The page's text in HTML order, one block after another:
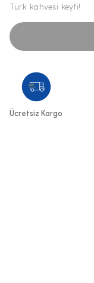
Türk kahvesi keyfi!
Ücretsiz Kargo